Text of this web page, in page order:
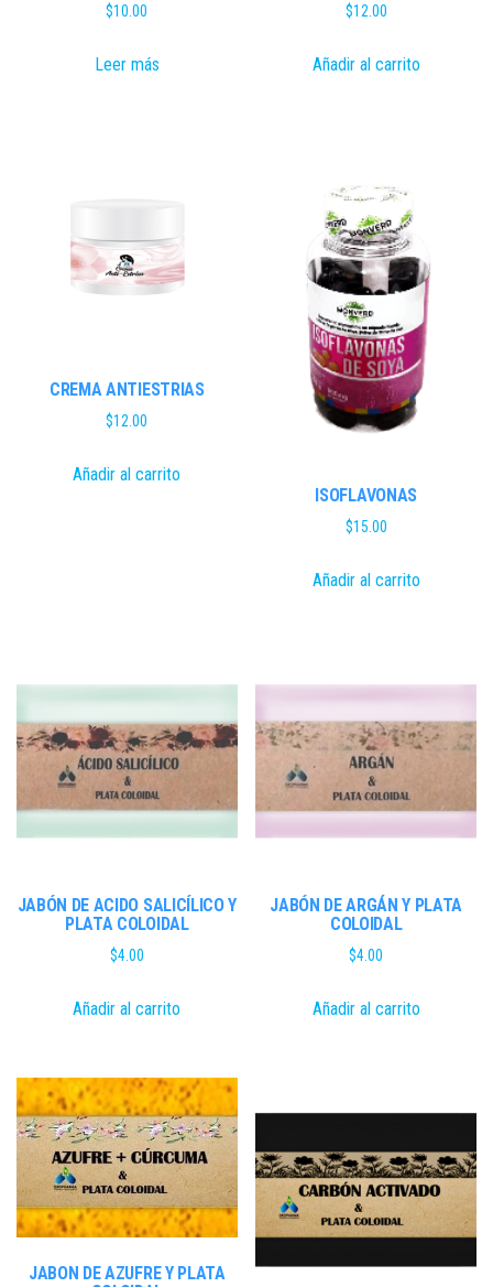
$10.00
Leer más
$12.00
Añadir al carrito
CREMA ANTIESTRIAS
$12.00
Añadir al carrito
ISOFLAVONAS
$15.00
Añadir al carrito
JABÓN DE ACIDO SALICÍLICO Y
PLATA COLOIDAL
$4.00
Añadir al carrito
JABÓN DE ARGÁN Y PLATA
COLOIDAL
$4.00
Añadir al carrito
JABON DE AZUFRE Y PLATA